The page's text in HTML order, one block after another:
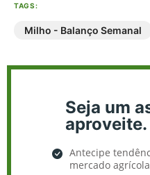
TAGS:
Milho - Balanço Semanal
Seja um
aproveite.
Antecipe
mercado